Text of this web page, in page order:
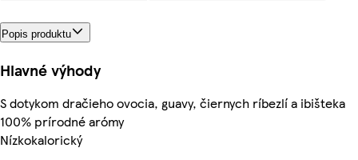
Popis produktu
Hlavné výhody
S dotykom dračieho ovocia, guavy, čiernych ríbezlí a ibišteka
100% prírodné arómy
Nízkokalorický